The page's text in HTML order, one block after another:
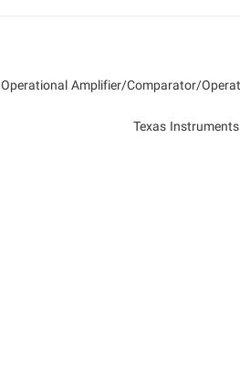
Operational Amplifier/Comparator/
Texas